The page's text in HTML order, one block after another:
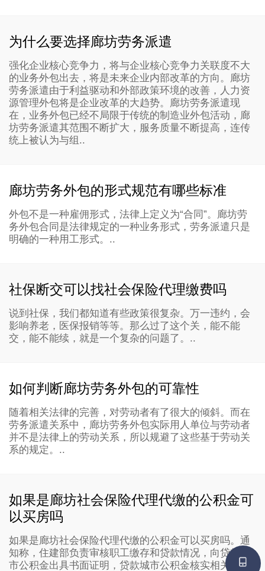
为什么要选择廊坊劳务派遣
强化企业核心竞争力，将与企业核心竞争力关联度不大
的业务外包出去，将是未来企业内部改革的方向。廊坊
劳务派遣由于利益驱动和外部政策环境的改善，人力资
源管理外包将是企业改革的大趋势。廊坊劳务派遣现
在，业务外包已经不局限于传统的制造业外包活动，廊
坊劳务派遣其范围不断扩大，服务质量不断提高，连传
统上被认为与组..
廊坊劳务外包的形式规范有哪些标准
外包不是一种雇佣形式，法律上定义为“合同”。廊坊劳
务外包合同是法律规定的一种业务形式，劳务派遣只是
明确的一种用工形式。..
社保断交可以找社会保险代理缴费吗
说到社保，我们都知道有些政策很复杂。万一违约，会
影响养老，医保报销等等。那么过了这个关，能不能
交，能不能续，就是一个复杂的问题了。..
如何判断廊坊劳务外包的可靠性
随着相关法律的完善，对劳动者有了很大的倾斜。而在
劳务派遣关系中，廊坊劳务外包实际用人单位与劳动者
并不是法律上的劳动关系，所以规避了这些基于劳动关
系的规定。..
如果是廊坊社会保险代理代缴的公积金可
以买房吗
如果是廊坊社会保险代理代缴的公积金可以买房吗。通
知称，住建部负责审核职工缴存和贷款情况，向贷款城
市公积金出具书面证明，贷款城市公积金核实相关信